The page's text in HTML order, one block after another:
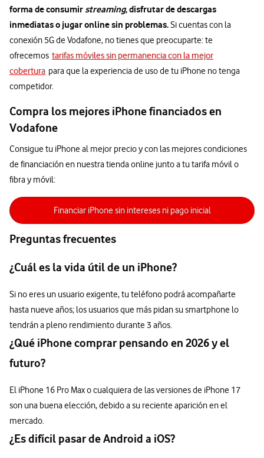
forma de consumir streaming, disfrutar de descargas
inmediatas o jugar online sin problemas.Si cuentas con la
conexión 5G de Vodafone, no tienes que preocuparte: te
ofrecemos tarifas móviles sin permanencia con la mejor
cobertura para que la experiencia de uso de tu iPhone no tenga
competidor.
Compra los mejores iPhone financiados en
Vodafone
Consigue tu iPhone al mejor precio y con las mejores condiciones
de financiación en nuestra tienda online junto a tu tarifa móvil o
fibra y móvil:
Financiar iPhone sin intereses ni pago inicial
Preguntas frecuentes
¿Cuál es la vida útil de un iPhone?
Si no eres un usuario exigente, tu teléfono podrá acompañarte
hasta nueve años; los usuarios que más pidan su smartphone lo
tendrán a pleno rendimiento durante 3 años.
¿Qué iPhone comprar pensando en 2026 y el
futuro?
El iPhone 16 Pro Max o cualquiera de las versiones de iPhone 17
son una buena elección, debido a su reciente aparición en el
mercado.
¿Es difícil pasar de Android a iOS?